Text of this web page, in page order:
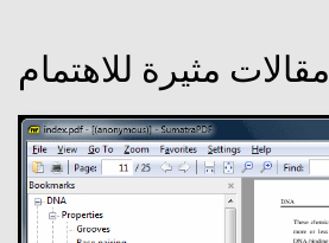
مقالات مثيرة للاهتمام